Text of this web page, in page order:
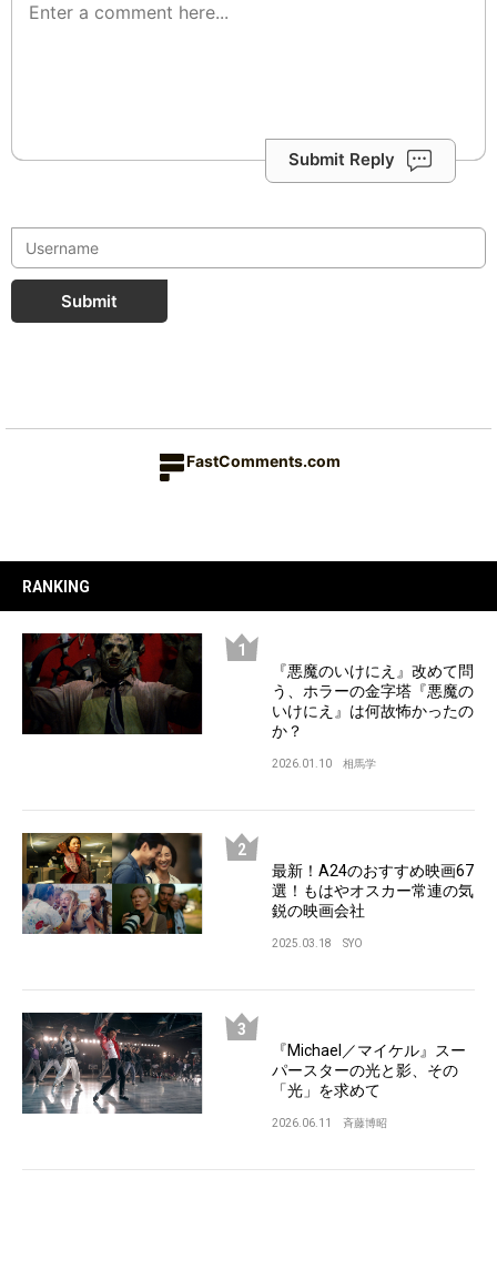
Submit Reply
Submit
FastComments.com
RANKING
『悪魔のいけにえ』改めて問
う、ホラーの金字塔『悪魔の
いけにえ』は何故怖かったの
か？
2026.01.10 相馬学
最新！A24のおすすめ映画67
選！もはやオスカー常連の気
鋭の映画会社
2025.03.18 SYO
『Michael／マイケル』スー
パースターの光と影、その
「光」を求めて
2026.06.11 斉藤博昭